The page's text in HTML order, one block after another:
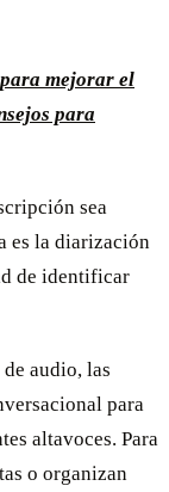
mejorar el
para
sea
es la diarización
de identificar
audio, las
para
altavoces. Para
o organizan